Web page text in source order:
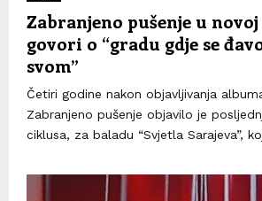
Zabranjeno pušenje u
govori o “gradu gdje se
svom”
Četiri godine nakon objavljivanja
Zabranjeno pušenje objavilo je
ciklusa, za baladu “Svjetla Sarajeva”,